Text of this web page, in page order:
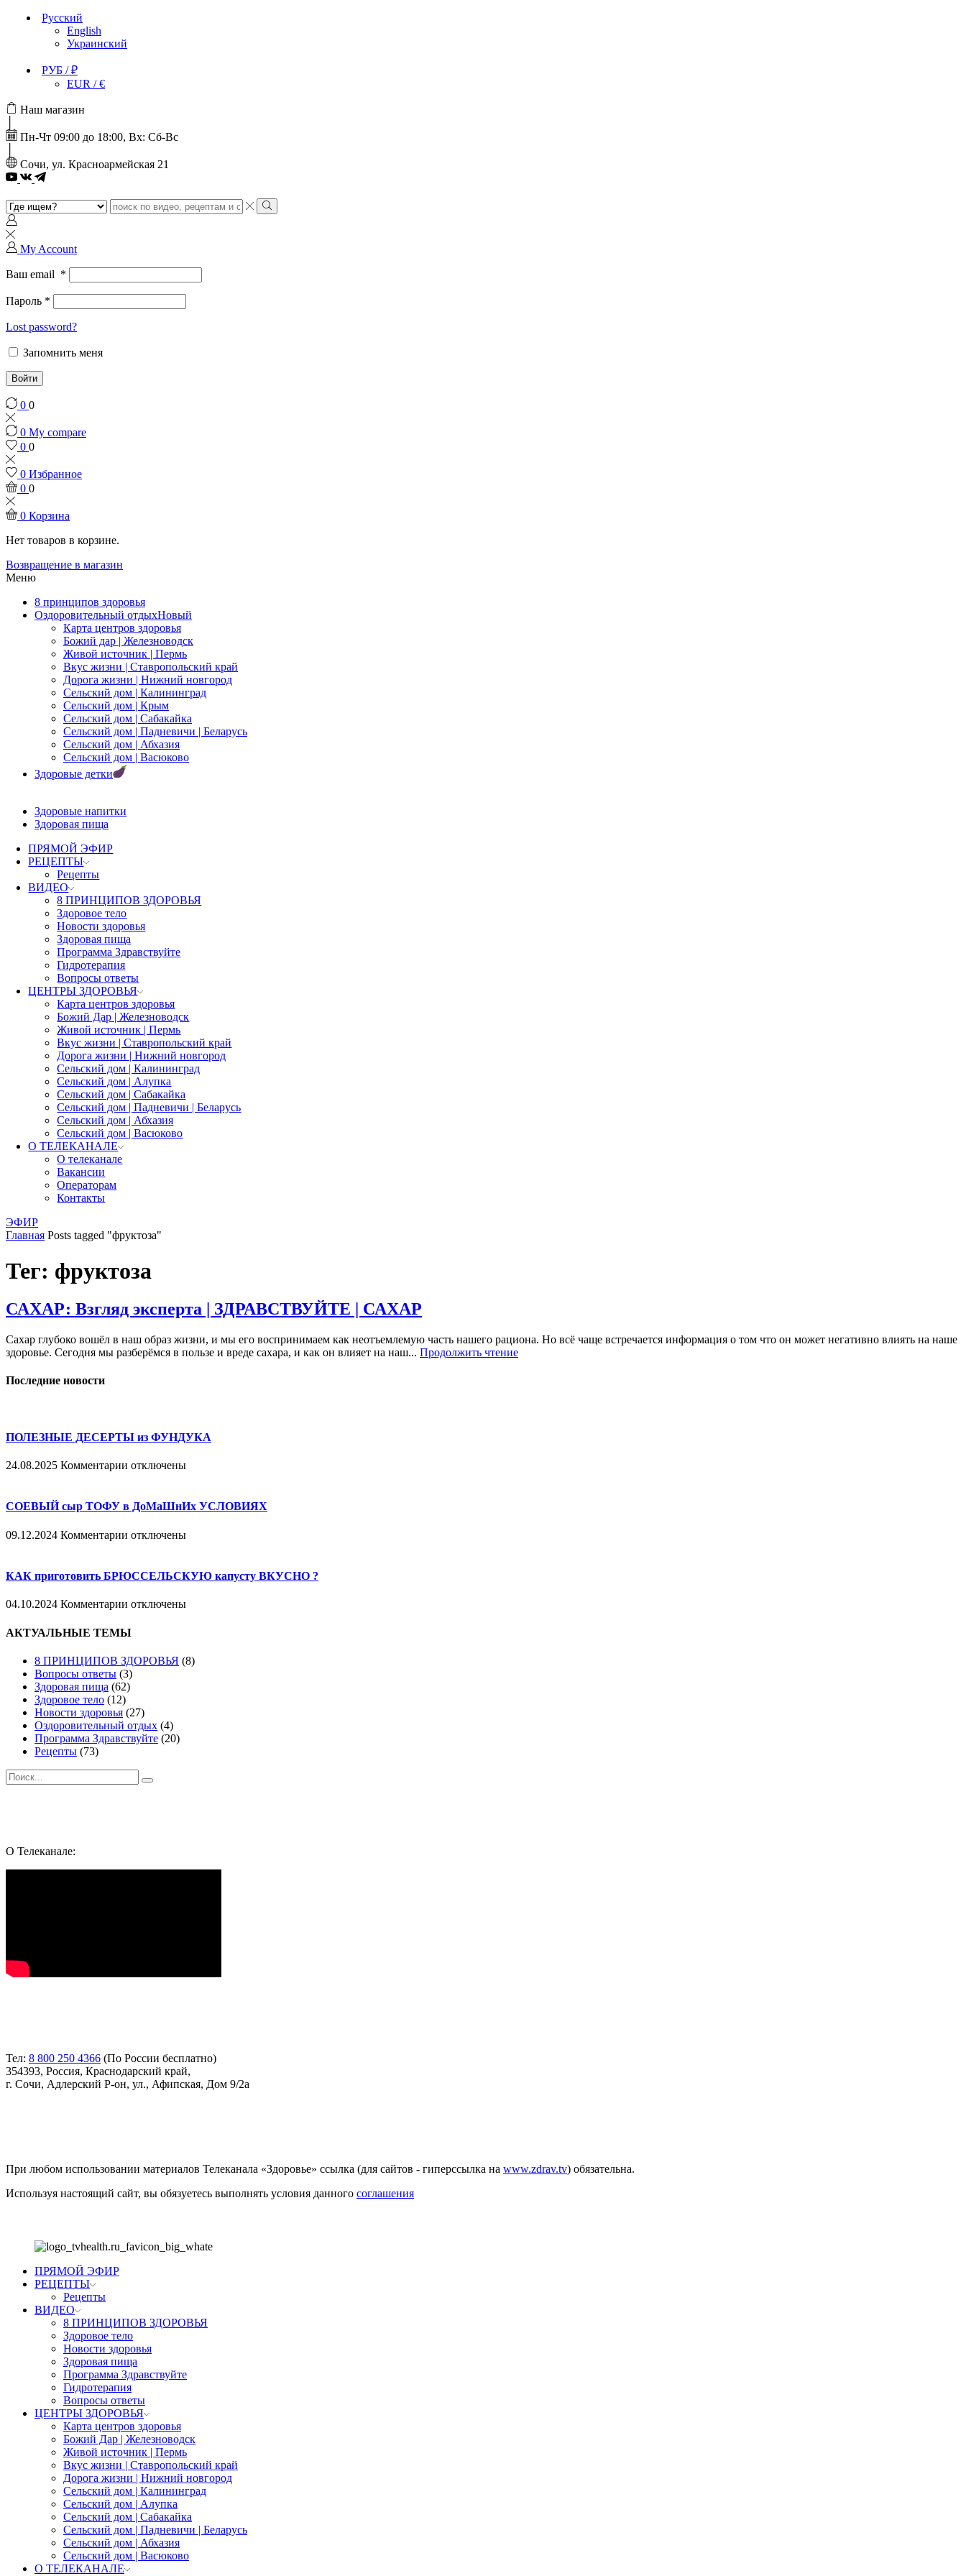
Русский
English
Украинский
РУБ / ₽
EUR / €
Наш магазин
Пн-Чт 09:00 до 18:00, Вх: Сб-Вс
Сочи, ул. Красноармейская 21
Youtube
Search
input
Search
My Account
Ваш email *
Пароль *
Lost password?
Запомнить меня
Войти
0 0
0 My compare
0 0
0 Избранное
0 0
0 Корзина
Нет товаров в корзине.
Возвращение в магазин
Меню
8 принципов здоровья
Оздоровительный отдыхНовый
Карта центров здоровья
Божий дар | Железноводск
Живой источник | Пермь
Вкус жизни | Ставропольский край
Дорога жизни | Нижний новгород
Сельский дом | Калининград
Сельский дом | Крым
Сельский дом | Сабакайка
Сельский дом | Падневичи | Беларусь
Сельский дом | Абхазия
Сельский дом | Васюково
Здоровые детки
Здоровые напитки
Здоровая пища
ПРЯМОЙ ЭФИР
РЕЦЕПТЫ
Рецепты
ВИДЕО
8 ПРИНЦИПОВ ЗДОРОВЬЯ
Здоровое тело
Новости здоровья
Здоровая пища
Программа Здравствуйте
Гидротерапия
Вопросы ответы
ЦЕНТРЫ ЗДОРОВЬЯ
Карта центров здоровья
Божий Дар | Железноводск
Живой источник | Пермь
Вкус жизни | Ставропольский край
Дорога жизни | Нижний новгород
Сельский дом | Калининград
Сельский дом | Алупка
Сельский дом | Сабакайка
Сельский дом | Падневичи | Беларусь
Сельский дом | Абхазия
Сельский дом | Васюково
О ТЕЛЕКАНАЛЕ
О телеканале
Вакансии
Операторам
Контакты
ЭФИР
Главная Posts tagged "фруктоза"
Тег: фруктоза
САХАР: Взгляд эксперта | ЗДРАВСТВУЙТЕ | САХАР
Сахар глубоко вошёл в наш образ жизни, и мы его воспринимаем как неотъемлемую часть нашего рациона. Но всё чаще встречается информация о том что он может негативно влиять на наше
здоровье. Сегодня мы разберёмся в пользе и вреде сахара, и как он влияет на наш... Продолжить чтение
Последние новости
ПОЛЕЗНЫЕ ДЕСЕРТЫ из ФУНДУКА
24.08.2025 Комментарии к
ДЕСЕРТЫ
из
отключены
СОЕВЫЙ сыр ТОФУ в ДоМаШнИх УСЛОВИЯХ
09.12.2024 Комментарии к
сыр
ДоМаШнИх
отключены
КАК приготовить БРЮССЕЛЬСКУЮ капусту ВКУСНО ?
04.10.2024 Комментарии к
КАК
БРЮССЕЛЬСКУЮ
капусту
ВКУСНО
?
отключены
АКТУАЛЬНЫЕ ТЕМЫ
8 ПРИНЦИПОВ ЗДОРОВЬЯ (8)
Вопросы ответы (3)
Здоровая пища (62)
Здоровое тело (12)
Новости здоровья (27)
Оздоровительный отдых (4)
Программа Здравствуйте (20)
Рецепты (73)
Поиск
О Телеканале:
Тел: 8 800 250 4366 (По России бесплатно)
354393, Россия, Краснодарский край,
г. Сочи, Адлерский Р-он, ул., Афипская, Дом 9/2а
При любом использовании материалов Телеканала «Здоровье» ссылка (для сайтов - гиперссылка на www.zdrav.tv) обязательна.
Используя настоящий сайт, вы обязуетесь выполнять условия данного соглашения
ПРЯМОЙ ЭФИР
РЕЦЕПТЫ
Рецепты
ВИДЕО
8 ПРИНЦИПОВ ЗДОРОВЬЯ
Здоровое тело
Новости здоровья
Здоровая пища
Программа Здравствуйте
Гидротерапия
Вопросы ответы
ЦЕНТРЫ ЗДОРОВЬЯ
Карта центров здоровья
Божий Дар | Железноводск
Живой источник | Пермь
Вкус жизни | Ставропольский край
Дорога жизни | Нижний новгород
Сельский дом | Калининград
Сельский дом | Алупка
Сельский дом | Сабакайка
Сельский дом | Падневичи | Беларусь
Сельский дом | Абхазия
Сельский дом | Васюково
О ТЕЛЕКАНАЛЕ